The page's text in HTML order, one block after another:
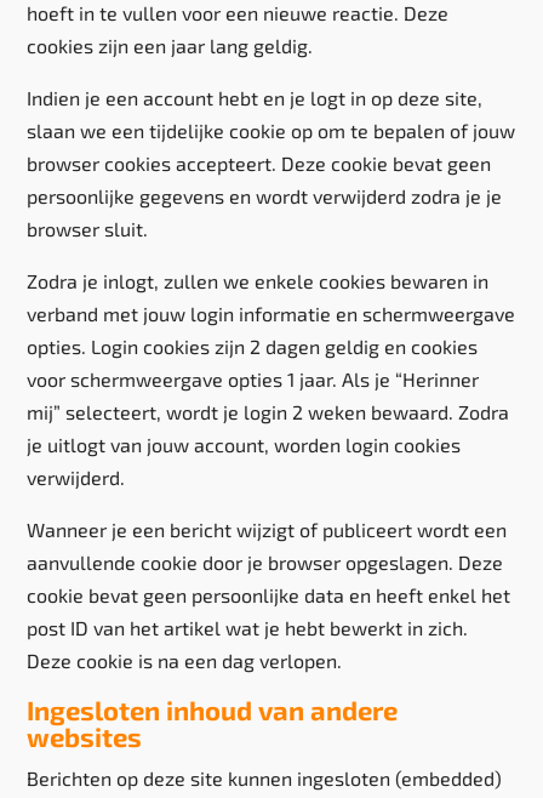
hoeft in te vullen voor een nieuwe reactie. Deze
cookies zijn een jaar lang geldig.
Indien je een account hebt en je logt in op deze site,
slaan we een tijdelijke cookie op om te bepalen of jouw
browser cookies accepteert. Deze cookie bevat geen
persoonlijke gegevens en wordt verwijderd zodra je je
browser sluit.
Zodra je inlogt, zullen we enkele cookies bewaren in
verband met jouw login informatie en schermweergave
opties. Login cookies zijn 2 dagen geldig en cookies
voor schermweergave opties 1 jaar. Als je “Herinner
mij” selecteert, wordt je login 2 weken bewaard. Zodra
je uitlogt van jouw account, worden login cookies
verwijderd.
Wanneer je een bericht wijzigt of publiceert wordt een
aanvullende cookie door je browser opgeslagen. Deze
cookie bevat geen persoonlijke data en heeft enkel het
post ID van het artikel wat je hebt bewerkt in zich.
Deze cookie is na een dag verlopen.
Ingesloten inhoud van andere
websites
Berichten op deze site kunnen ingesloten (embedded)